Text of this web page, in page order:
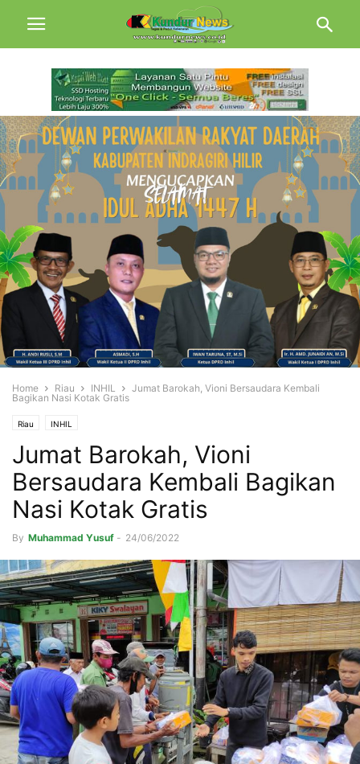
Home Riau INHIL
Jumat Barokah, Vioni Bersaudara Kembali
Bagikan Nasi Kotak Gratis
Riau INHIL
Jumat Barokah, Vioni
Bersaudara Kembali Bagikan
Nasi Kotak Gratis
By Muhammad Yusuf - 24/06/2022